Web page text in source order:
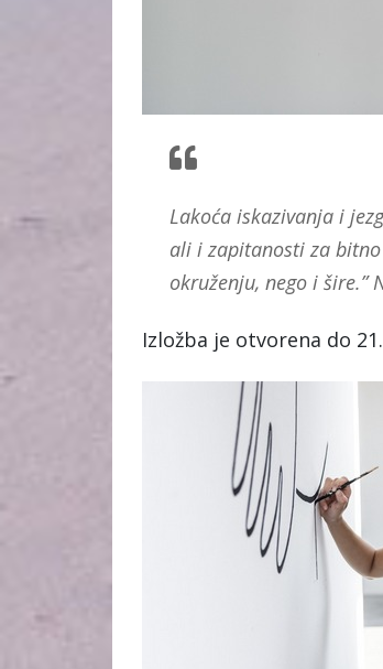
Lakoća iskazivanja i
ali i zapitanosti za
okruženju, nego i šire.”
Izložba je otvorena do